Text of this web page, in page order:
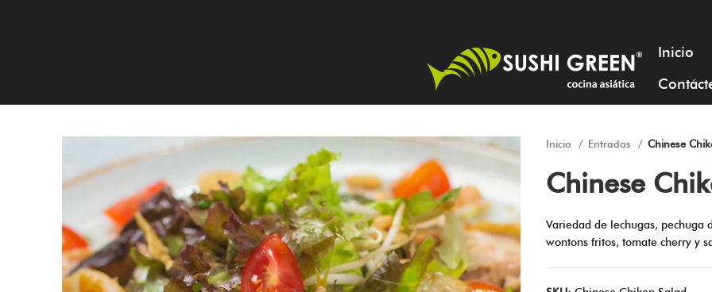
Inicio
Inicio Entradas Chinese
Chinese
Variedad de lechugas,
wontons fritos, tomate cherry y